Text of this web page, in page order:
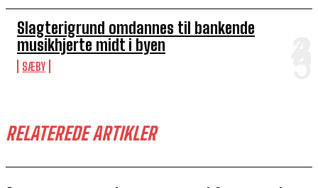
Slagterigrund omdannes til bankende
musikhjerte midt i byen
SÆBY
RELATEREDE ARTIKLER